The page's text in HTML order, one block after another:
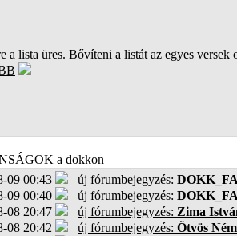
a lista üres. Bővíteni a listát az egyes versek
a dokkon
09 00:43
új fórumbejegyzés:
09 00:40
új fórumbejegyzés:
08 20:47
új fórumbejegyzés: Zima
08 20:42
új fórumbejegyzés: Ötvös